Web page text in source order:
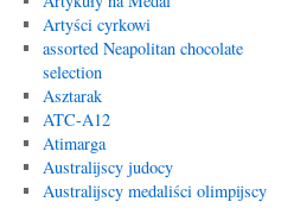
Artyści cyrkowi
assorted Neapolitan chocolate
selection
Asztarak
ATC-A12
Atimarga
Australijscy judocy
Australijscy medaliści olimpijscy